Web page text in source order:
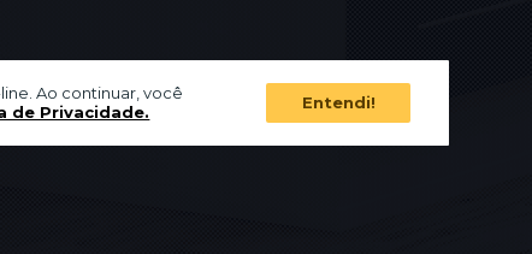
Ao continuar, você
de Privacidade. Entendi!